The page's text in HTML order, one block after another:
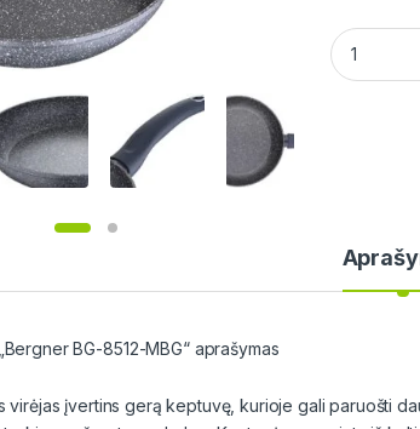
Bergner
BG-8512-MBG“ aprašymas
virėjas įvertins gerą keptuvę, kurioje gali paruošti